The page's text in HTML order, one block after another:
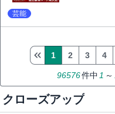
芸能
96576件中 1 ～
1 2 3 4
クローズアップ